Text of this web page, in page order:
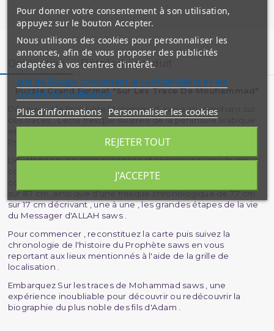
Description Détails du produit
Puzzle Grand Format "Sur Les Trace De Mouhammad"
Découvrez le Prophète Mohammad saws en marchant sur
ces traces . Cette fresque illustrée de la péninsule arabique
Prophète Mohammad saws .
Développez vos connaissances et appropriez-vous la sira
comme jamais auparavant avec cette ?uvre ludique
composée d'un puzzle de quarante pièces mesurant 58cm
sur 87 cm, ainsi que d'une fresque chronologique de 77 cm
sur 17 cm décrivant , une à une , les grandes étapes de la vie
du Messager d'ALLAH saws .
Pour commencer , reconstituez la carte puis suivez la
chronologie de l'histoire du Prophète saws en vous
reportant aux lieux mentionnés à l'aide de la grille de
localisation .
Embarquez Sur les traces de Mohammad saws , une
expérience inoubliable pour découvrir ou redécouvrir la
biographie du plus noble des fils d'Adam .
Pour donner votre consentement à son utilisation,
appuyez sur le bouton Accepter.
Nous utilisons des cookies pour personnaliser les
annonces, afin de vous proposer des publicités
adaptées à vos centres d'intérêt.
site de Google concernant la confidentialité et les
conditions d'utilisation
Plus d'informations Personnaliser les cookies
REJETER TOUT
J'ACCEPTE